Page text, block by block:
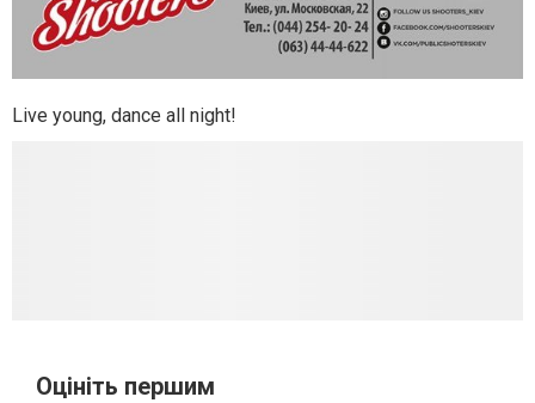
Live young, dance all night!
Оцініть першим